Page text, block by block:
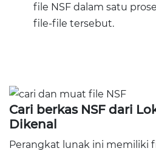
file NSF dalam satu
file-file tersebut.
Cari berkas NSF dari
Dikenal
Perangkat lunak ini memiliki